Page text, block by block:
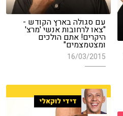
עם סגולה בארץ הקודש -
"צאו לרחובות אנשי 'מרצ'
היקרים! אתם הולכים
ומצטמצמים"
16/03/2015
דידי לוקאלי